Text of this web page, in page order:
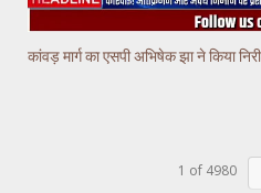
1 of 4980